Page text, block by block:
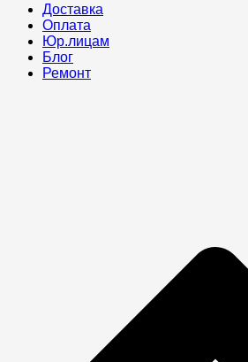
Доставка
Оплата
Юр.лицам
Блог
Ремонт